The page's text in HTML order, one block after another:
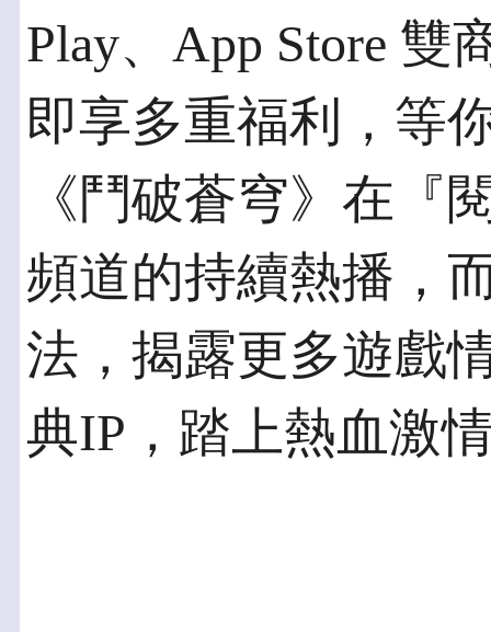
Play、App Store
即享多重福利，等
《鬥破蒼穹》在『
頻道的持續熱播，
法，揭露更多遊戲
典IP，踏上熱血激